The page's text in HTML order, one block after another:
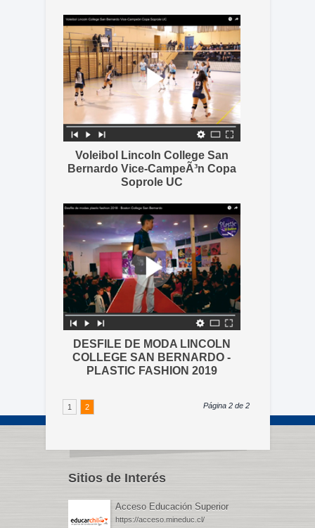
Voleibol Lincoln College San
Bernardo Vice-CampeÃ³n Copa
Soprole UC
DESFILE DE MODA LINCOLN
COLLEGE SAN BERNARDO -
PLASTIC FASHION 2019
Página 2 de 2
1 2
Sitios de Interés
Acceso Educación Superior
https://acceso.mineduc.cl/